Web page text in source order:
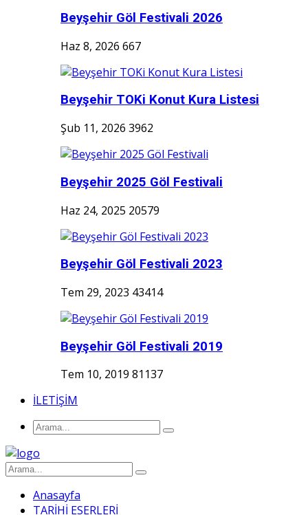
Beyşehir Göl Festivali 2026
Haz 8, 2026 667
Beyşehir TOKi Konut Kura Listesi
Şub 11, 2026 3962
Beyşehir 2025 Göl Festivali
Haz 24, 2025 20579
Beyşehir Göl Festivali 2023
Tem 29, 2023 43414
Beyşehir Göl Festivali 2019
Tem 10, 2019 81137
İLETİŞİM
Anasayfa
TARİHİ ESERLERİ